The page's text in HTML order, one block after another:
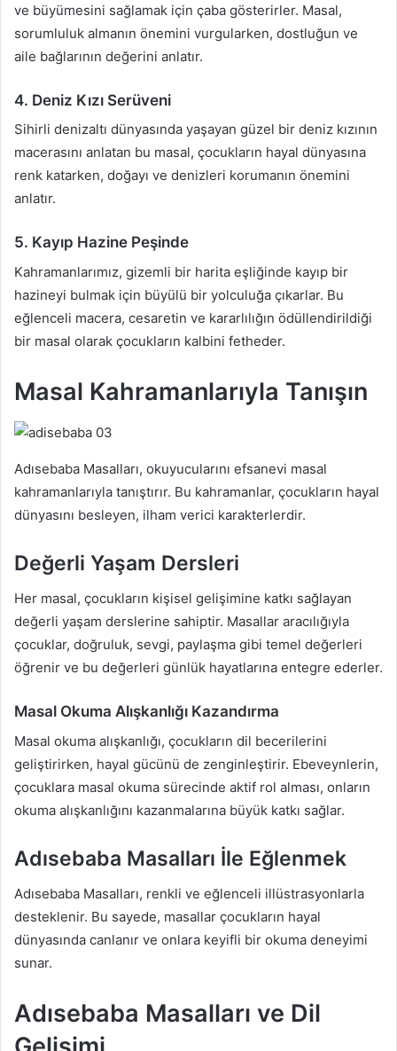
ve büyümesini sağlamak için çaba gösterirler. Masal,
sorumluluk almanın önemini vurgularken, dostluğun ve
aile bağlarının değerini anlatır.
4. Deniz Kızı Serüveni
Sihirli denizaltı dünyasında yaşayan güzel bir deniz kızının
macerasını anlatan bu masal, çocukların hayal dünyasına
renk katarken, doğayı ve denizleri korumanın önemini
anlatır.
5. Kayıp Hazine Peşinde
Kahramanlarımız, gizemli bir harita eşliğinde kayıp bir
hazineyi bulmak için büyülü bir yolculuğa çıkarlar. Bu
eğlenceli macera, cesaretin ve kararlılığın ödüllendirildiği
bir masal olarak çocukların kalbini fetheder.
Masal Kahramanlarıyla Tanışın
Adısebaba Masalları, okuyucularını efsanevi masal
kahramanlarıyla tanıştırır. Bu kahramanlar, çocukların hayal
dünyasını besleyen, ilham verici karakterlerdir.
Değerli Yaşam Dersleri
Her masal, çocukların kişisel gelişimine katkı sağlayan
değerli yaşam derslerine sahiptir. Masallar aracılığıyla
çocuklar, doğruluk, sevgi, paylaşma gibi temel değerleri
öğrenir ve bu değerleri günlük hayatlarına entegre ederler.
Masal Okuma Alışkanlığı Kazandırma
Masal okuma alışkanlığı, çocukların dil becerilerini
geliştirirken, hayal gücünü de zenginleştirir. Ebeveynlerin,
çocuklara masal okuma sürecinde aktif rol alması, onların
okuma alışkanlığını kazanmalarına büyük katkı sağlar.
Adısebaba Masalları İle Eğlenmek
Adısebaba Masalları, renkli ve eğlenceli illüstrasyonlarla
desteklenir. Bu sayede, masallar çocukların hayal
dünyasında canlanır ve onlara keyifli bir okuma deneyimi
sunar.
Adısebaba Masalları ve Dil